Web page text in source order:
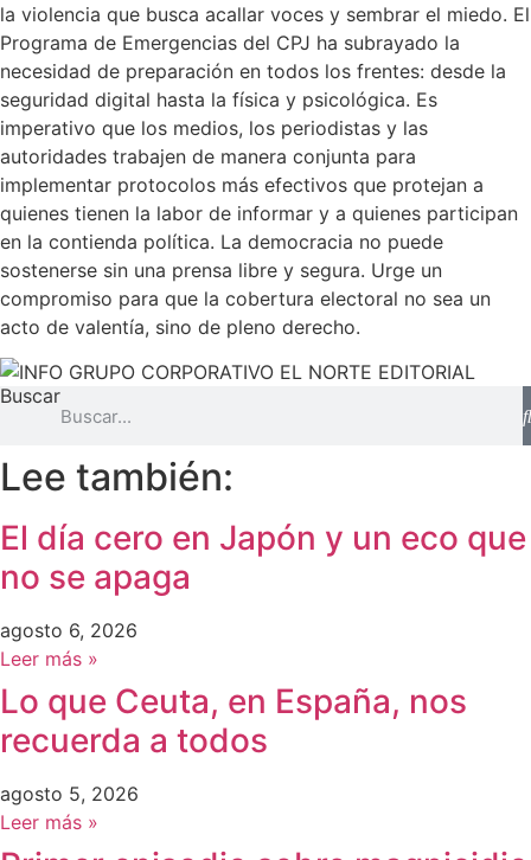
la violencia que busca acallar voces y sembrar el miedo. El
Programa de Emergencias del CPJ ha subrayado la
necesidad de preparación en todos los frentes: desde la
seguridad digital hasta la física y psicológica. Es
imperativo que los medios, los periodistas y las
autoridades trabajen de manera conjunta para
implementar protocolos más efectivos que protejan a
quienes tienen la labor de informar y a quienes participan
en la contienda política. La democracia no puede
sostenerse sin una prensa libre y segura. Urge un
compromiso para que la cobertura electoral no sea un
acto de valentía, sino de pleno derecho.
Buscar
Lee también:
El día cero en Japón y un eco que
no se apaga
agosto 6, 2026
Leer más »
Lo que Ceuta, en España, nos
recuerda a todos
agosto 5, 2026
Leer más »